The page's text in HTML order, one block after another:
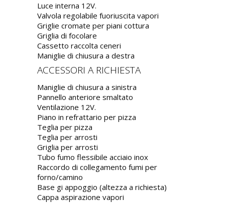
Luce interna 12V.
Valvola regolabile fuoriuscita vapori
Griglie cromate per piani cottura
Griglia di focolare
Cassetto raccolta ceneri
Maniglie di chiusura a destra
ACCESSORI A RICHIESTA
Maniglie di chiusura a sinistra
Pannello anteriore smaltato
Ventilazione 12V.
Piano in refrattario per pizza
Teglia per pizza
Teglia per arrosti
Griglia per arrosti
Tubo fumo flessibile acciaio inox
Raccordo di collegamento fumi per
forno/camino
Base gi appoggio (altezza a richiesta)
Cappa aspirazione vapori